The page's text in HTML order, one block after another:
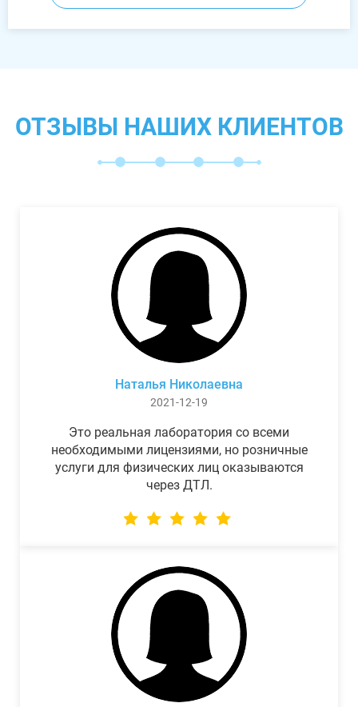
ОТЗЫВЫ НАШИХ КЛИЕНТОВ
Наталья Николаевна
2021-12-19
Это реальная лаборатория со всеми
необходимыми лицензиями, но розничные
услуги для физических лиц оказываются
через ДТЛ.